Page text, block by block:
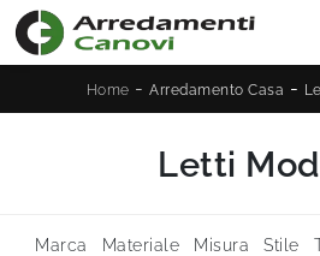
Home - Arredamento Casa -
Letti
Marca Materiale Misura Stile